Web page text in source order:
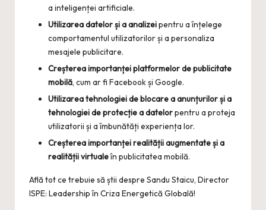
a inteligenței artificiale.
Utilizarea datelor și a analizeipentru a înțelege
comportamentul utilizatorilor și a personaliza
mesajele publicitare.
Creșterea importanței platformelor de publicitate
mobilă, cum ar fi Facebook și Google.
Utilizarea tehnologiei de blocare a anunțurilor și a
tehnologiei de protecție a datelorpentru a proteja
utilizatorii și a îmbunătăți experiența lor.
Creșterea importanței realității augmentate și a
realității virtualeîn publicitatea mobilă.
Află tot ce trebuie să știi despre Sandu Staicu, Director
ISPE: Leadership în Criza Energetică Globală!